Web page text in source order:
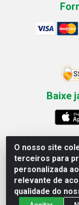
O nosso site
terceiros para
personalizada
relevante de
qualidade do
Baixe
Esperança
Estância -